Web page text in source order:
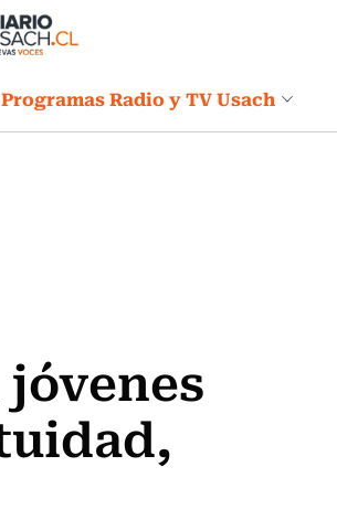
Programas Radio y TV Usach
jóvenes